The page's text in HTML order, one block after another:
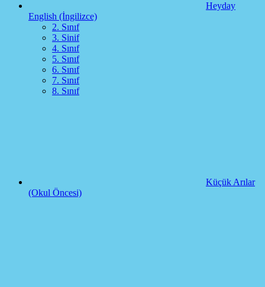
Heyday
English (İngilizce)
2. Sınıf
3. Sinif
4. Sınıf
5. Sınıf
6. Sınıf
7. Sınıf
8. Sınıf
Küçük Arılar
(Okul Öncesi)